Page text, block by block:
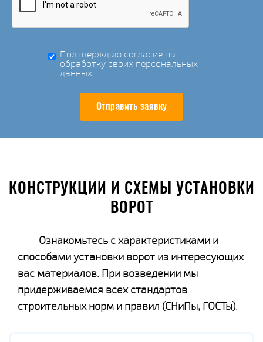
Подтверждаю согласие на
обработку своих персональных
данных
Отправить заявку
КОНСТРУКЦИИ И СХЕМЫ УСТАНОВКИ
ВОРОТ
Ознакомьтесь с характеристиками и
способами установки ворот из интересующих
вас материалов. При возведении мы
придерживаемся всех стандартов
строительных норм и правил (СНиПы, ГОСТы).